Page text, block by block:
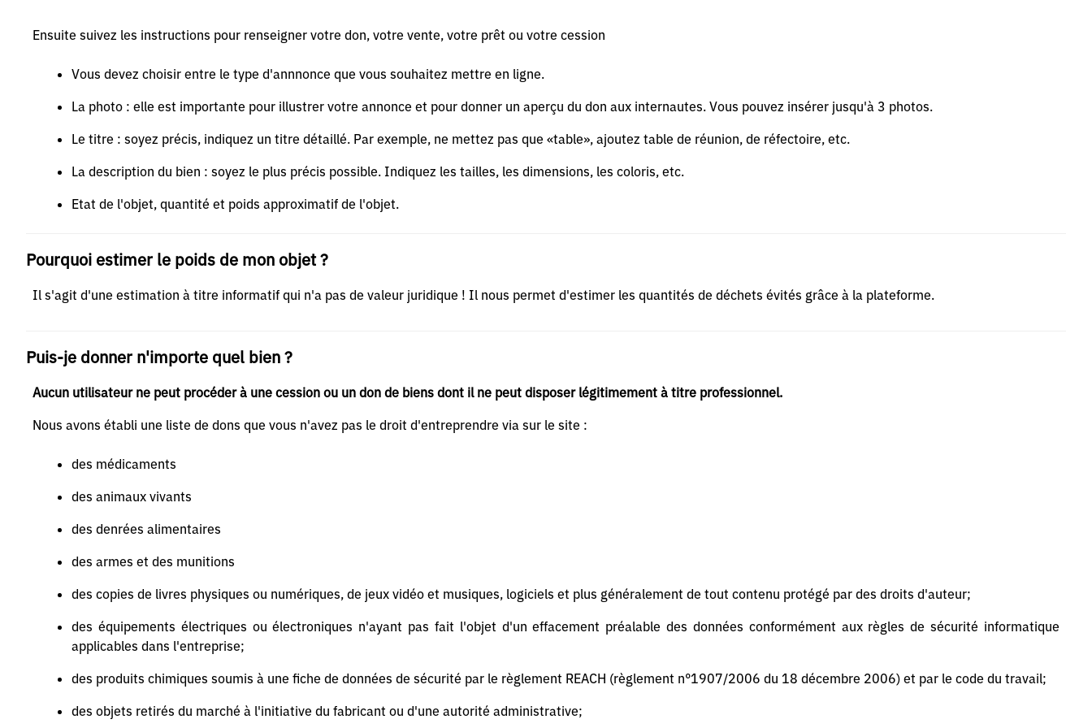
Ensuite suivez les instructions pour renseigner votre don, votre vente, votre prêt ou votre cession
Vous devez choisir entre le type d'annnonce que vous souhaitez mettre en ligne.
La photo : elle est importante pour illustrer votre annonce et pour donner un aperçu du don aux internautes. Vous pouvez insérer jusqu'à 3 photos.
Le titre : soyez précis, indiquez un titre détaillé. Par exemple, ne mettez pas que «table», ajoutez table de réunion, de réfectoire, etc.
La description du bien : soyez le plus précis possible. Indiquez les tailles, les dimensions, les coloris, etc.
Etat de l'objet, quantité et poids approximatif de l'objet.
Pourquoi estimer le poids de mon objet ?
Il s'agit d'une estimation à titre informatif qui n'a pas de valeur juridique ! Il nous permet d'estimer les quantités de déchets évités grâce à la plateforme.
Puis-je donner n'importe quel bien ?
Aucun utilisateur ne peut procéder à une cession ou un don de biens dont il ne peut disposer légitimement à titre professionnel.
Nous avons établi une liste de dons que vous n'avez pas le droit d'entreprendre via sur le site :
des médicaments
des animaux vivants
des denrées alimentaires
des armes et des munitions
des copies de livres physiques ou numériques, de jeux vidéo et musiques, logiciels et plus généralement de tout contenu protégé par des droits d'auteur;
des équipements électriques ou électroniques n'ayant pas fait l'objet d'un effacement préalable des données conformément aux règles de sécurité informatique
applicables dans l'entreprise;
des produits chimiques soumis à une fiche de données de sécurité par le règlement REACH (règlement n°1907/2006 du 18 décembre 2006) et par le code du travail;
des objets retirés du marché à l'initiative du fabricant ou d'une autorité administrative;